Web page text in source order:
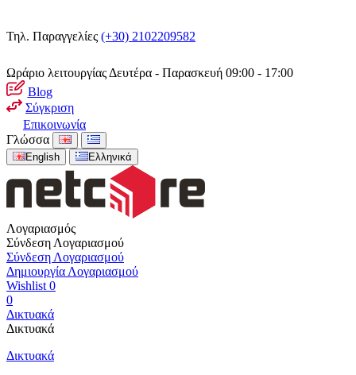
Τηλ. Παραγγελίες (+30) 2102209582
Ωράριο λειτουργίας Δευτέρα - Παρασκευή 09:00 - 17:00
Blog
Σύγκριση
Επικοινωνία
Γλώσσα
English Ελληνικά
Λογαριασμός
Σύνδεση Λογαριασμού
Σύνδεση Λογαριασμού
Δημιουργία Λογαριασμού
Wishlist 0
0
Δικτυακά
Δικτυακά
Δικτυακά